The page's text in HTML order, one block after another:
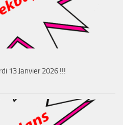
13 Janvier 2026 !!!